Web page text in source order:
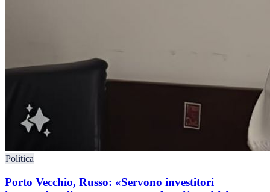
Politica
Porto Vecchio, Russo: «Servono investitori